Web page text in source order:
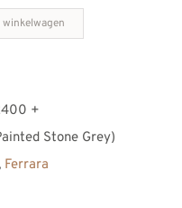
winkelwagen
+
Stone Grey)
Ferrara